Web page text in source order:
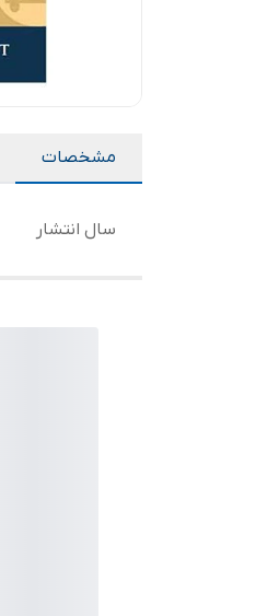
مشخصات
سال انتشار